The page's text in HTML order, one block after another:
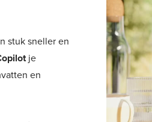
stuk sneller en
je
en